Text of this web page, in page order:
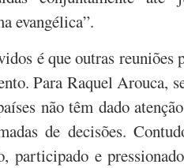
evangélica”.
é que outras reuniões
Para Raquel Arouca,
não têm dado
de decisões.
e